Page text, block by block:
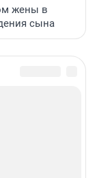
жены в
сына